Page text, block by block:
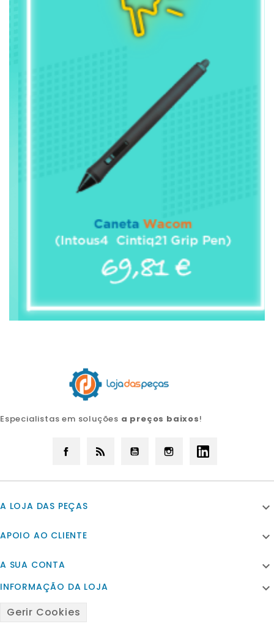
Especialistas em soluções a preços baixos!
Facebook YouTube Instagram
A LOJA DAS PEÇAS 
APOIO AO CLIENTE 
A SUA CONTA 
INFORMAÇÃO DA LOJA 
Gerir Cookies